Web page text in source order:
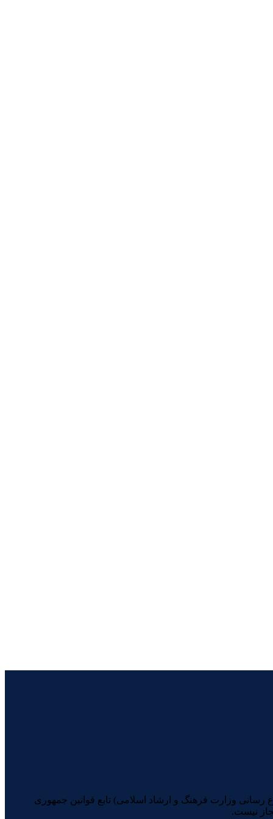
(با شماره مجوز 74398 از معاونت امور مطبوعاتی و اطلاع رسانی وزارت فرهنگ و ارشاد اسلامی) تابع قوانین جمهوری
نیست.